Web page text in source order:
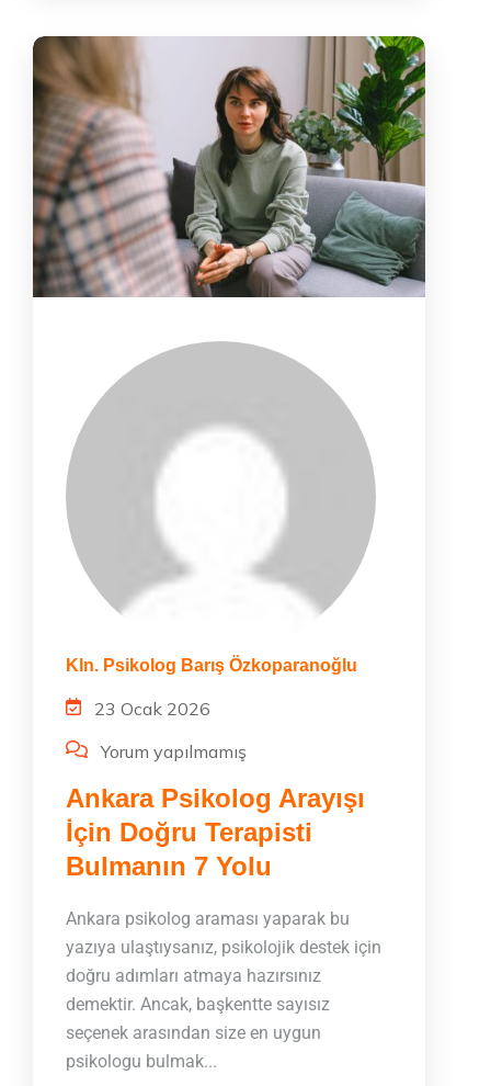
Kln. Psikolog Barış Özkoparanoğlu
23 Ocak 2026
Yorum yapılmamış
Ankara Psikolog Arayışı
İçin Doğru Terapisti
Bulmanın 7 Yolu
Ankara psikolog araması yaparak bu
yazıya ulaştıysanız, psikolojik destek için
doğru adımları atmaya hazırsınız
demektir. Ancak, başkentte sayısız
seçenek arasından size en uygun
psikologu bulmak...